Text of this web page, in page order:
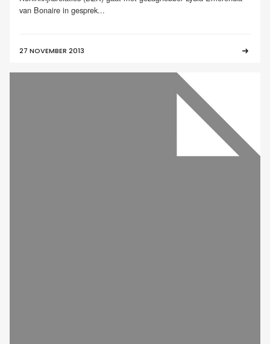
van Bonaire in gesprek...
27 NOVEMBER 2013